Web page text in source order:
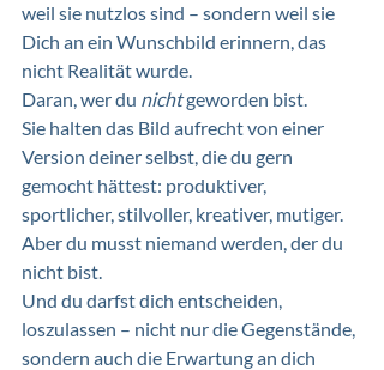
weil sie nutzlos sind – sondern weil sie
Dich an ein Wunschbild erinnern, das
nicht Realität wurde.
Daran, wer du nicht geworden bist.
Sie halten das Bild aufrecht von einer
Version deiner selbst, die du gern
gemocht hättest: produktiver,
sportlicher, stilvoller, kreativer, mutiger.
Aber du musst niemand werden, der du
nicht bist.
Und du darfst dich entscheiden,
loszulassen – nicht nur die Gegenstände,
sondern auch die Erwartung an dich